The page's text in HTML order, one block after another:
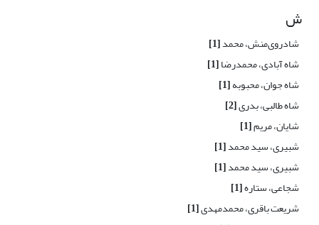
ش
شادروی‌منش، محمد[1]
شاه آبادی، محمدرضا[1]
شاه جوان، محبوبه[1]
شاه طالبی، بدری[2]
شایان، مریم[1]
شبیری، سید محمد[1]
شبیری، سید محمد[1]
شجاعی، ستاره[1]
شریعت باقری، محمدمهدی[1]